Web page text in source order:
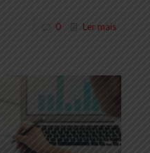
0 Ler mais